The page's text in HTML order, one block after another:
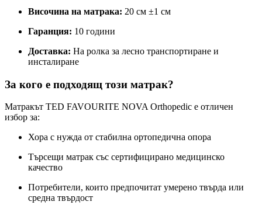
Височина на матрака: 20 см ±1 см
Гаранция: 10 години
Доставка: На ролка за лесно транспортиране и
инсталиране
За кого е подходящ този матрак?
Матракът TED FAVOURITE NOVA Orthopedic е отличен
избор за:
Хора с нужда от стабилна ортопедична опора
Търсещи матрак със сертифицирано медицинско
качество
Потребители, които предпочитат умерено твърда или
средна твърдост